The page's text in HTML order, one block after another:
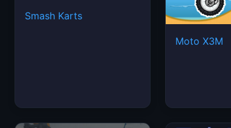
Smash Karts
Moto X3M